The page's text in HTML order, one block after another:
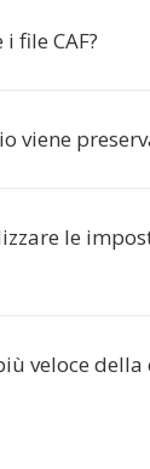
file CAF?
viene
le
veloce della